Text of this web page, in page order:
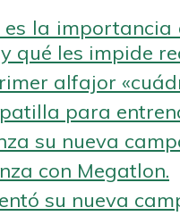
es la
qué les impide
alfajor
para
su nueva
con Megatlon.
su nueva